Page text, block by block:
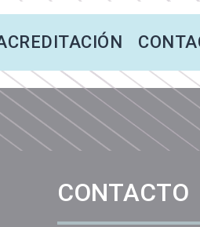
CONTACTO